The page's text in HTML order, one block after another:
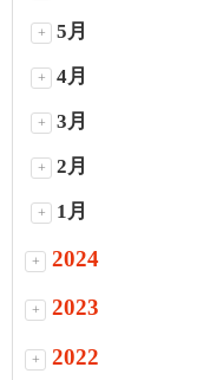
+ 5月
+ 4月
+ 3月
+ 2月
+ 1月
+ 2024
+ 2023
+ 2022